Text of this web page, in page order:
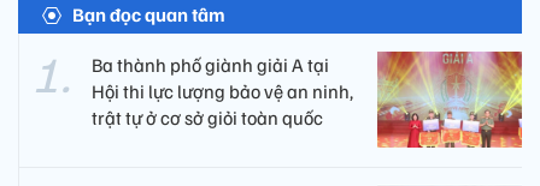
Bạn đọc quan tâm
Ba thành phố giành giải A tại
Hội thi lực lượng bảo vệ an ninh,
trật tự ở cơ sở giỏi toàn quốc